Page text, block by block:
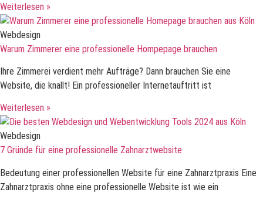
Weiterlesen »
Webdesign
Warum Zimmerer eine professionelle Hompepage brauchen
Ihre Zimmerei verdient mehr Aufträge? Dann brauchen Sie eine
Website, die knallt! Ein professioneller Internetauftritt ist
Weiterlesen »
Webdesign
7 Gründe für eine professionelle Zahnarztwebsite
Bedeutung einer professionellen Website für eine Zahnarztpraxis Eine
Zahnarztpraxis ohne eine professionelle Website ist wie ein